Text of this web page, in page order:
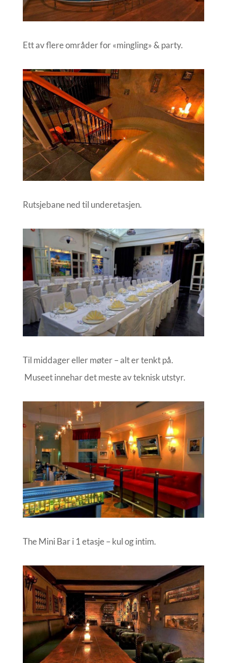
Ett av flere områder for «mingling» & party.
Rutsjebane ned til underetasjen.
Til middager eller møter – alt er tenkt på.
Museet innehar det meste av teknisk utstyr.
The Mini Bar i 1 etasje – kul og intim.